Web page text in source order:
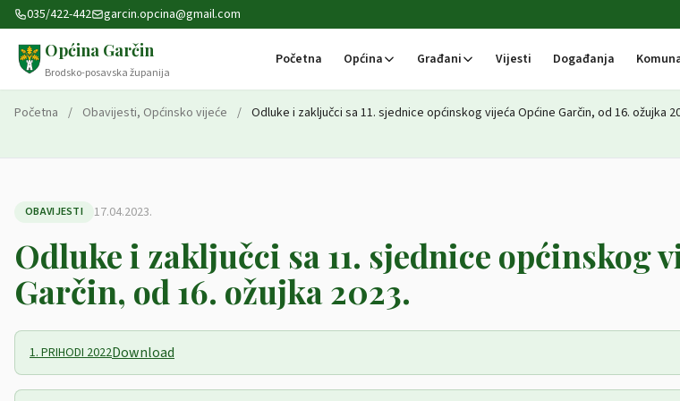
Preskoči na sadržaj
035/422-442 garcin.opcina@gmail.com
Općina Garčin
Brodsko-posavska županija
Početna Općina Građani Vijesti Događanja
Početna / Obavijesti, Općinsko vijeće / Odluke i zaključci sa 11. sjednice općinskog vijeća Općine Garčin, od 16. ožujka
OBAVIJESTI 17.04.2023.
Odluke i zaključci sa 11. sjednice općinskog
Garčin, od 16. ožujka 2023.
1. PRIHODI 2022Download